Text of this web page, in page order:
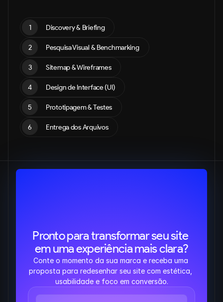
1 Discovery & Briefing
2 Pesquisa Visual & Benchmarking
3 Sitemap & Wireframes
4 Design de Interface (UI)
5 Prototipagem & Testes
6 Entrega dos Arquivos
Pronto para transformar seu site
em uma experiência mais clara?
Conte o momento da sua marca e receba uma
proposta para redesenhar seu site com estética,
usabilidade e foco em conversão.